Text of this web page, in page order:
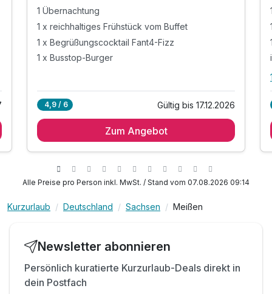
1 Übernachtung
1 x reichhaltiges Frühstück vom Buffet
1 x Begrüßungscocktail Fant4-Fizz
1 x Busstop-Burger
4,9 / 6 Gültig bis 17.12.2026
Zum Angebot
Alle Preise pro Person inkl. MwSt. / Stand vom 07.08.2026 09:14
Kurzurlaub Deutschland Sachsen Meißen
Newsletter abonnieren
Persönlich kuratierte Kurzurlaub-Deals direkt in
dein Postfach